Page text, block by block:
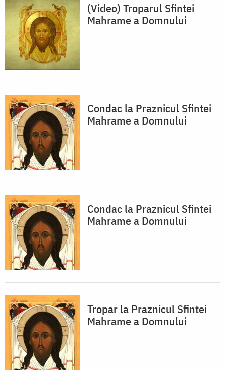
(Video) Troparul Sfintei
Mahrame a Domnului
Condac la Praznicul Sfintei
Mahrame a Domnului
Condac la Praznicul Sfintei
Mahrame a Domnului
Tropar la Praznicul Sfintei
Mahrame a Domnului